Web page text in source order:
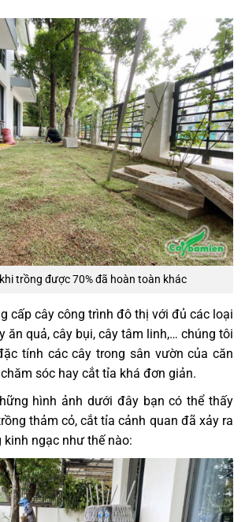
trồng được 70% đã hoàn toàn khác
cấp cây công trình đô thị với đủ các loại
ăn quả, cây bụi, cây tâm linh,… chúng tôi
tính các cây trong sân vườn của căn
sóc hay cắt tỉa khá đơn giản.
hình ảnh dưới đây bạn có thể thấy
thảm cỏ, cắt tỉa cảnh quan đã xảy ra
ngạc như thế nào: